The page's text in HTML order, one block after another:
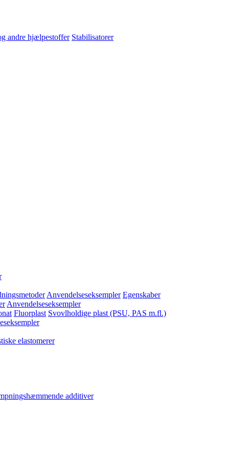
andre hjælpestoffer Stabilisatorer
Anvendelseseksempler Egenskaber
Anvendelseseksempler
Fluorplast Svovlholdige plast (PSU, PAS m.fl.)
elastomerer
additiver